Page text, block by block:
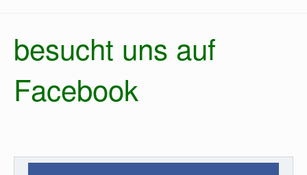
besucht uns auf
Facebook